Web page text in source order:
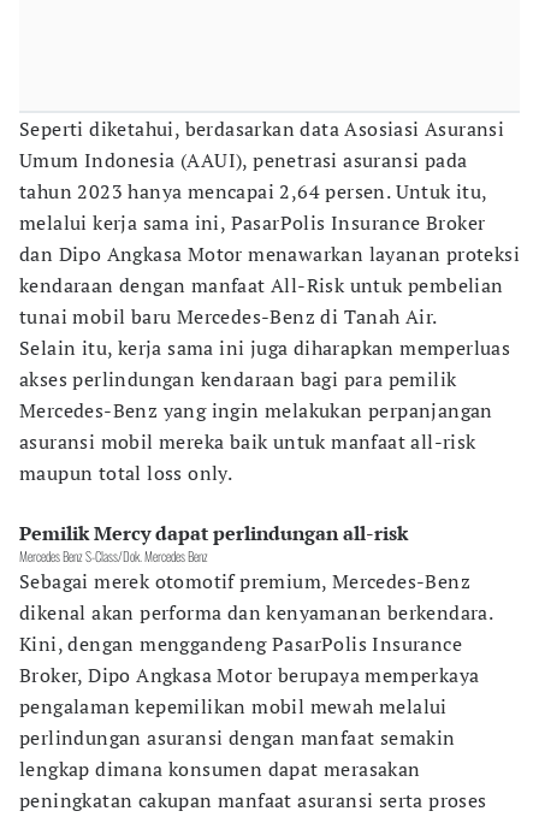
Seperti diketahui, berdasarkan data Asosiasi Asuransi
Umum Indonesia (AAUI), penetrasi asuransi pada
tahun 2023 hanya mencapai 2,64 persen. Untuk itu,
melalui kerja sama ini, PasarPolis Insurance Broker
dan Dipo Angkasa Motor menawarkan layanan proteksi
kendaraan dengan manfaat All-Risk untuk pembelian
tunai mobil baru Mercedes-Benz di Tanah Air.
Selain itu, kerja sama ini juga diharapkan memperluas
akses perlindungan kendaraan bagi para pemilik
Mercedes-Benz yang ingin melakukan perpanjangan
asuransi mobil mereka baik untuk manfaat all-risk
maupun total loss only.
Pemilik Mercy dapat perlindungan all-risk
Mercedes Benz S-Class/Dok. Mercedes Benz
Sebagai merek otomotif premium, Mercedes-Benz
dikenal akan performa dan kenyamanan berkendara.
Kini, dengan menggandeng PasarPolis Insurance
Broker, Dipo Angkasa Motor berupaya memperkaya
pengalaman kepemilikan mobil mewah melalui
perlindungan asuransi dengan manfaat semakin
lengkap dimana konsumen dapat merasakan
peningkatan cakupan manfaat asuransi serta proses